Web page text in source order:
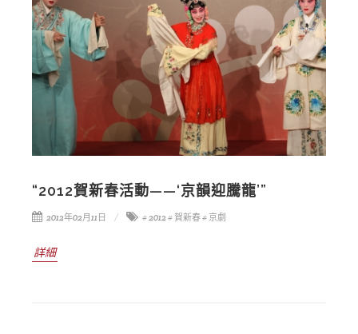
“2012賀新春活動——‘京韻迎騰龍’”
2012年02月11日 # 2012 # 賀新春# 京劇
詳細